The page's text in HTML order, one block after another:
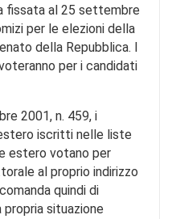
fissata al 25 settembre
per le elezioni della
della Repubblica. I
per i candidati
2001, n. 459, i
iscritti nelle liste
estero votano per
al proprio indirizzo
quindi di
situazione